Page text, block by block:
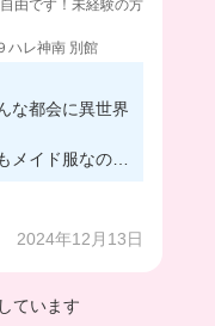
由です！未経験の方
ハレ神南 別館
な都会に異世界
メイド服なのが
自由だし、い
2024年12月13日
ています